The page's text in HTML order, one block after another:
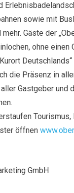
sowie mit
Gäste der
ohne einen
die Präsenz in
Gastgeber und
öffnen
GmbH